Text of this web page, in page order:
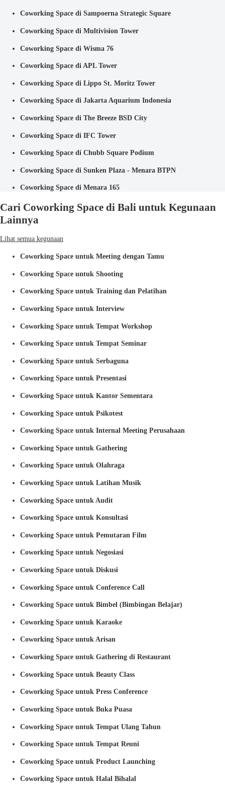
Coworking Space di Sampoerna Strategic Square
Coworking Space di Multivision Tower
Coworking Space di Wisma 76
Coworking Space di APL Tower
Coworking Space di Lippo St. Moritz Tower
Coworking Space di Jakarta Aquarium Indonesia
Coworking Space di The Breeze BSD City
Coworking Space di IFC Tower
Coworking Space di Chubb Square Podium
Coworking Space di Sunken Plaza - Menara BTPN
Coworking Space di Menara 165
Cari Coworking Space di Bali untuk Kegunaan
Lainnya
Lihat semua kegunaan
Coworking Space untuk Meeting dengan Tamu
Coworking Space untuk Shooting
Coworking Space untuk Training dan Pelatihan
Coworking Space untuk Interview
Coworking Space untuk Tempat Workshop
Coworking Space untuk Tempat Seminar
Coworking Space untuk Serbaguna
Coworking Space untuk Presentasi
Coworking Space untuk Kantor Sementara
Coworking Space untuk Psikotest
Coworking Space untuk Internal Meeting Perusahaan
Coworking Space untuk Gathering
Coworking Space untuk Olahraga
Coworking Space untuk Latihan Musik
Coworking Space untuk Audit
Coworking Space untuk Konsultasi
Coworking Space untuk Pemutaran Film
Coworking Space untuk Negosiasi
Coworking Space untuk Diskusi
Coworking Space untuk Conference Call
Coworking Space untuk Bimbel (Bimbingan Belajar)
Coworking Space untuk Karaoke
Coworking Space untuk Arisan
Coworking Space untuk Gathering di Restaurant
Coworking Space untuk Beauty Class
Coworking Space untuk Press Conference
Coworking Space untuk Buka Puasa
Coworking Space untuk Tempat Ulang Tahun
Coworking Space untuk Tempat Reuni
Coworking Space untuk Product Launching
Coworking Space untuk Halal Bihalal